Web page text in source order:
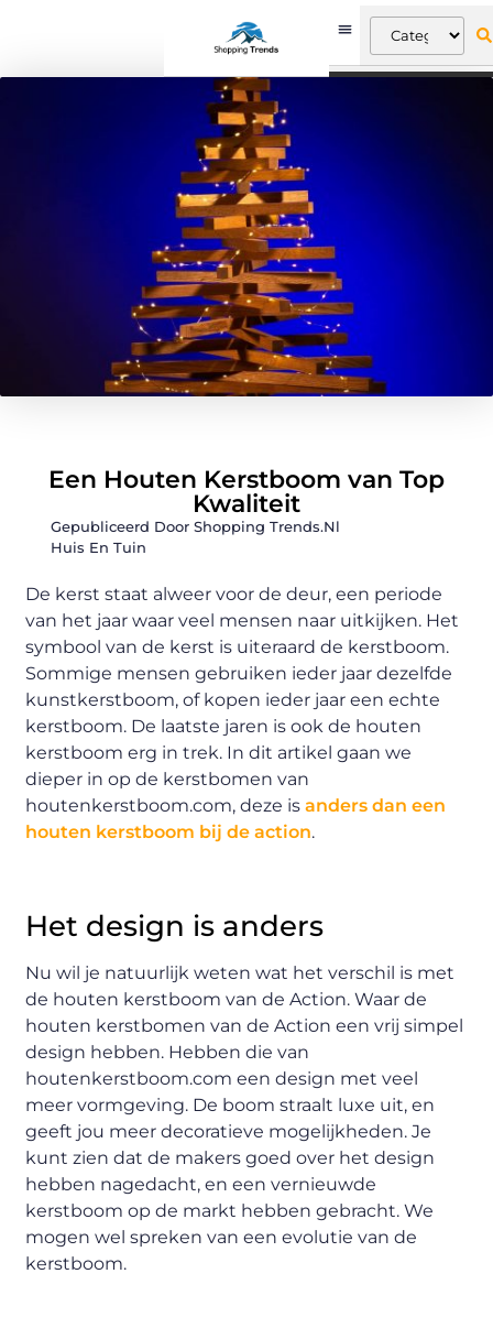
Een Houten Kerstboom van Top
Kwaliteit
Gepubliceerd Door Shopping Trends.nl
Huis En Tuin
De kerst staat alweer voor de deur, een periode
van het jaar waar veel mensen naar uitkijken. Het
symbool van de kerst is uiteraard de kerstboom.
Sommige mensen gebruiken ieder jaar dezelfde
kunstkerstboom, of kopen ieder jaar een echte
kerstboom. De laatste jaren is ook de houten
kerstboom erg in trek. In dit artikel gaan we
dieper in op de kerstbomen van
houtenkerstboom.com, deze isanders dan een
houten kerstboom bij de action.
Het design is anders
Nu wil je natuurlijk weten wat het verschil is met
de houten kerstboom van de Action. Waar de
houten kerstbomen van de Action een vrij simpel
design hebben. Hebben die van
houtenkerstboom.com een design met veel
meer vormgeving. De boom straalt luxe uit, en
geeft jou meer decoratieve mogelijkheden. Je
kunt zien dat de makers goed over het design
hebben nagedacht, en een vernieuwde
kerstboom op de markt hebben gebracht. We
mogen wel spreken van een evolutie van de
kerstboom.